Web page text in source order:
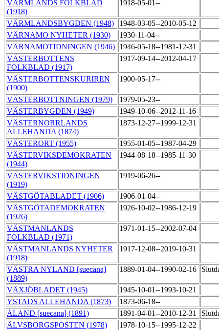
VÄRMLANDS FOLKBLAD
(1918)
1918-05-01--
VÄRMLANDSBYGDEN (1948)
1948-03-05--2010-05-12
VÄRNAMO NYHETER (1930)
1930-11-04--
VÄRNAMOTIDNINGEN (1946) 1946-05-18--1981-12-31
VÄSTERBOTTENS
FOLKBLAD (1917)
1917-09-14--2012-04-17
VÄSTERBOTTENSKURIREN
(1900)
1900-05-17--
VÄSTERBOTTNINGEN (1979)
1979-05-23--
VÄSTERBYGDEN (1949)
1949-10-06--2012-11-16
VÄSTERNORRLANDS
ALLEHANDA (1874)
1873-12-27--1999-12-31
VÄSTERORT (1955)
1955-01-05--1987-04-29
VÄSTERVIKSDEMOKRATEN
(1944)
1944-08-18--1985-11-30
VÄSTERVIKSTIDNINGEN
(1919)
1919-06-26--
VÄSTGÖTABLADET (1906)
1906-01-04--
VÄSTGÖTADEMOKRATEN
(1926)
1926-10-02--1986-12-19
VÄSTMANLANDS
FOLKBLAD (1971)
1971-01-15--2002-07-04
VÄSTMANLANDS NYHETER
(1918)
1917-12-08--2019-10-31
VÄSTRA NYLAND [suecana]
(1889)
1889-01-04--1990-02-16
VÄXJÖBLADET (1945)
1945-10-01--1993-10-21
YSTADS ALLEHANDA (1873)
1873-06-18--
ÅLAND [suecana] (1891)
1891-04-01--2010-12-31
ÄLVSBORGSPOSTEN (1978)
1978-10-15--1995-12-22